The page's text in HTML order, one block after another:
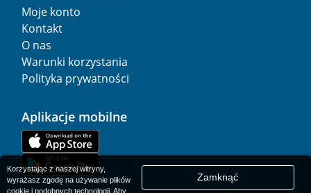
Moje konto
Kontakt
O nas
Warunki korzystania
Polityka prywatności
Aplikacje mobilne
Korzystając z naszej witryny,
wyrażasz zgodę na używanie plików
cookie i podobnych technologii. Aby
Zamknąć